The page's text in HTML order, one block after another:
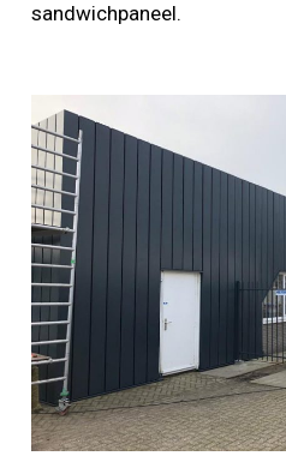
sandwichpaneel.